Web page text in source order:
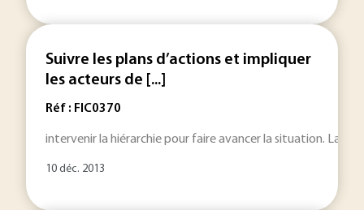
Suivre les plans d’actions et impliquer
les acteurs de [...]
Réf : FIC0370
intervenir la hiérarchie pour faire avancer la situation. La
10 déc. 2013